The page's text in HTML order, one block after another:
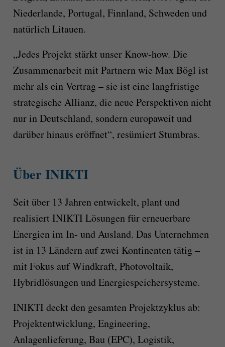
Niederlande, Portugal, Finnland, Schweden und
natürlich Litauen.
„Jedes Projekt stärkt unser Know-how. Die
Zusammenarbeit mit Partnern wie Max Bögl ist
mehr als ein Vertrag – sie ist eine langfristige
strategische Allianz, die neue Perspektiven nicht
nur in Deutschland, sondern europaweit und
darüber hinaus eröffnet“, resümiert Stumbras.
Über INIKTI
Seit über 13 Jahren entwickelt, plant und
realisiert INIKTI Lösungen für erneuerbare
Energien im In- und Ausland. Das Unternehmen
ist in 13 Ländern auf zwei Kontinenten tätig –
mit Fokus auf Windkraft, Photovoltaik,
Hybridlösungen und Energiespeichersysteme.
INIKTI deckt den gesamten Projektzyklus ab:
Projektentwicklung, Engineering,
Anlagenlieferung, Bau (EPC), Logistik,